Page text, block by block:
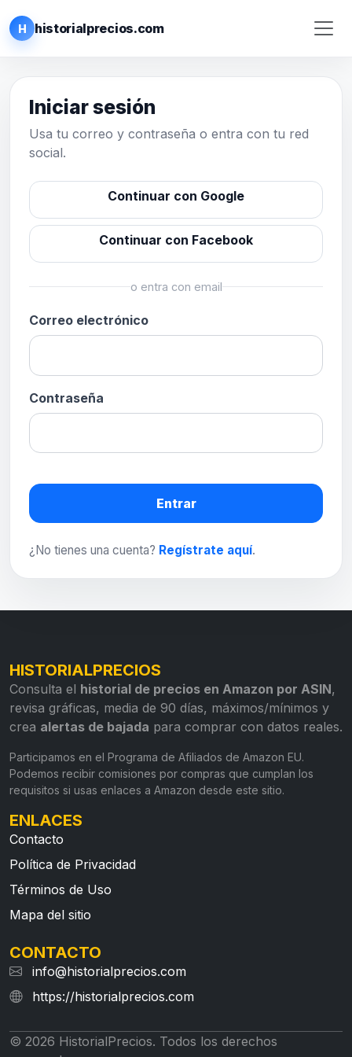
H historialprecios.com
Iniciar sesión
Usa tu correo y contraseña o entra con tu red
social.
Continuar con Google
Continuar con Facebook
o entra con email
Correo electrónico
Contraseña
Entrar
¿No tienes una cuenta? Regístrate aquí.
HISTORIALPRECIOS
Consulta el historial de precios en Amazon por ASIN,
revisa gráficas, media de 90 días, máximos/mínimos y
crea alertas de bajada para comprar con datos reales.
Participamos en el Programa de Afiliados de Amazon EU.
Podemos recibir comisiones por compras que cumplan los
requisitos si usas enlaces a Amazon desde este sitio.
ENLACES
Contacto
Política de Privacidad
Términos de Uso
Mapa del sitio
CONTACTO
info@historialprecios.com
https://historialprecios.com
© 2026 HistorialPrecios. Todos los derechos